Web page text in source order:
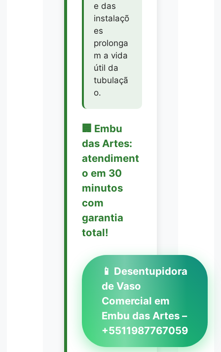
e das
instalaçõ
es
prolonga
m a vida
útil da
tubulaçã
o.
🏢 Embu
das Artes:
atendiment
o em 30
minutos
com
garantia
total!
📱 Desentupidora
de Vaso
Comercial em
Embu das Artes –
+5511987767059